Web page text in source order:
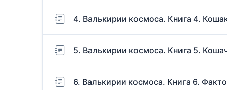
4. Валькирии космоса. Книга 4.
5. Валькирии космоса. Книга 5.
6. Валькирии космоса. Книга 6.